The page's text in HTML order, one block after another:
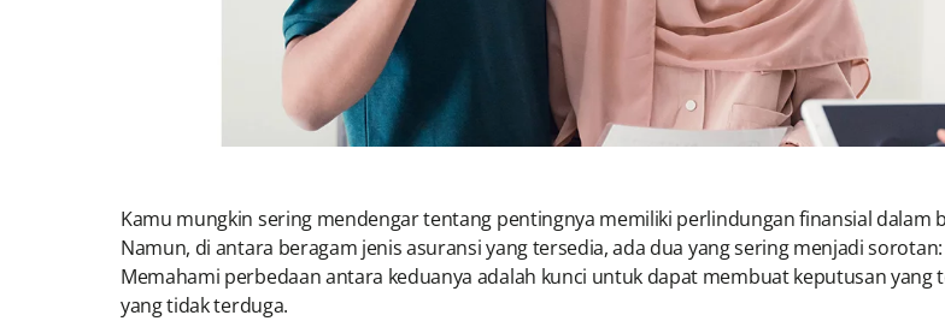
Kamu mungkin sering mendengar tentang pentingnya memiliki perlindungan finansial
Namun, di antara beragam jenis asuransi yang tersedia, ada dua yang sering menjadi
Memahami perbedaan antara keduanya adalah kunci untuk dapat membuat keputusan
yang tidak terduga.